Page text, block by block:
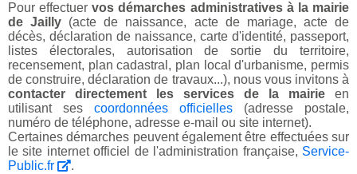
Pour effectuervos démarches administratives à la mairie
de Jailly (acte de naissance, acte de mariage, acte de
décès, déclaration de naissance, carte d'identité, passeport,
listes électorales, autorisation de sortie du territoire,
recensement, plan cadastral, plan local d'urbanisme, permis
de construire, déclaration de travaux...), nous vous invitons à
contacter directement les services de la mairie en
utilisant ses coordonnées officielles (adresse postale,
numéro de téléphone, adresse e-mail ou site internet).
Certaines démarches peuvent également être effectuées sur
le site internet officiel de l'administration française, Service-
Public.fr
.